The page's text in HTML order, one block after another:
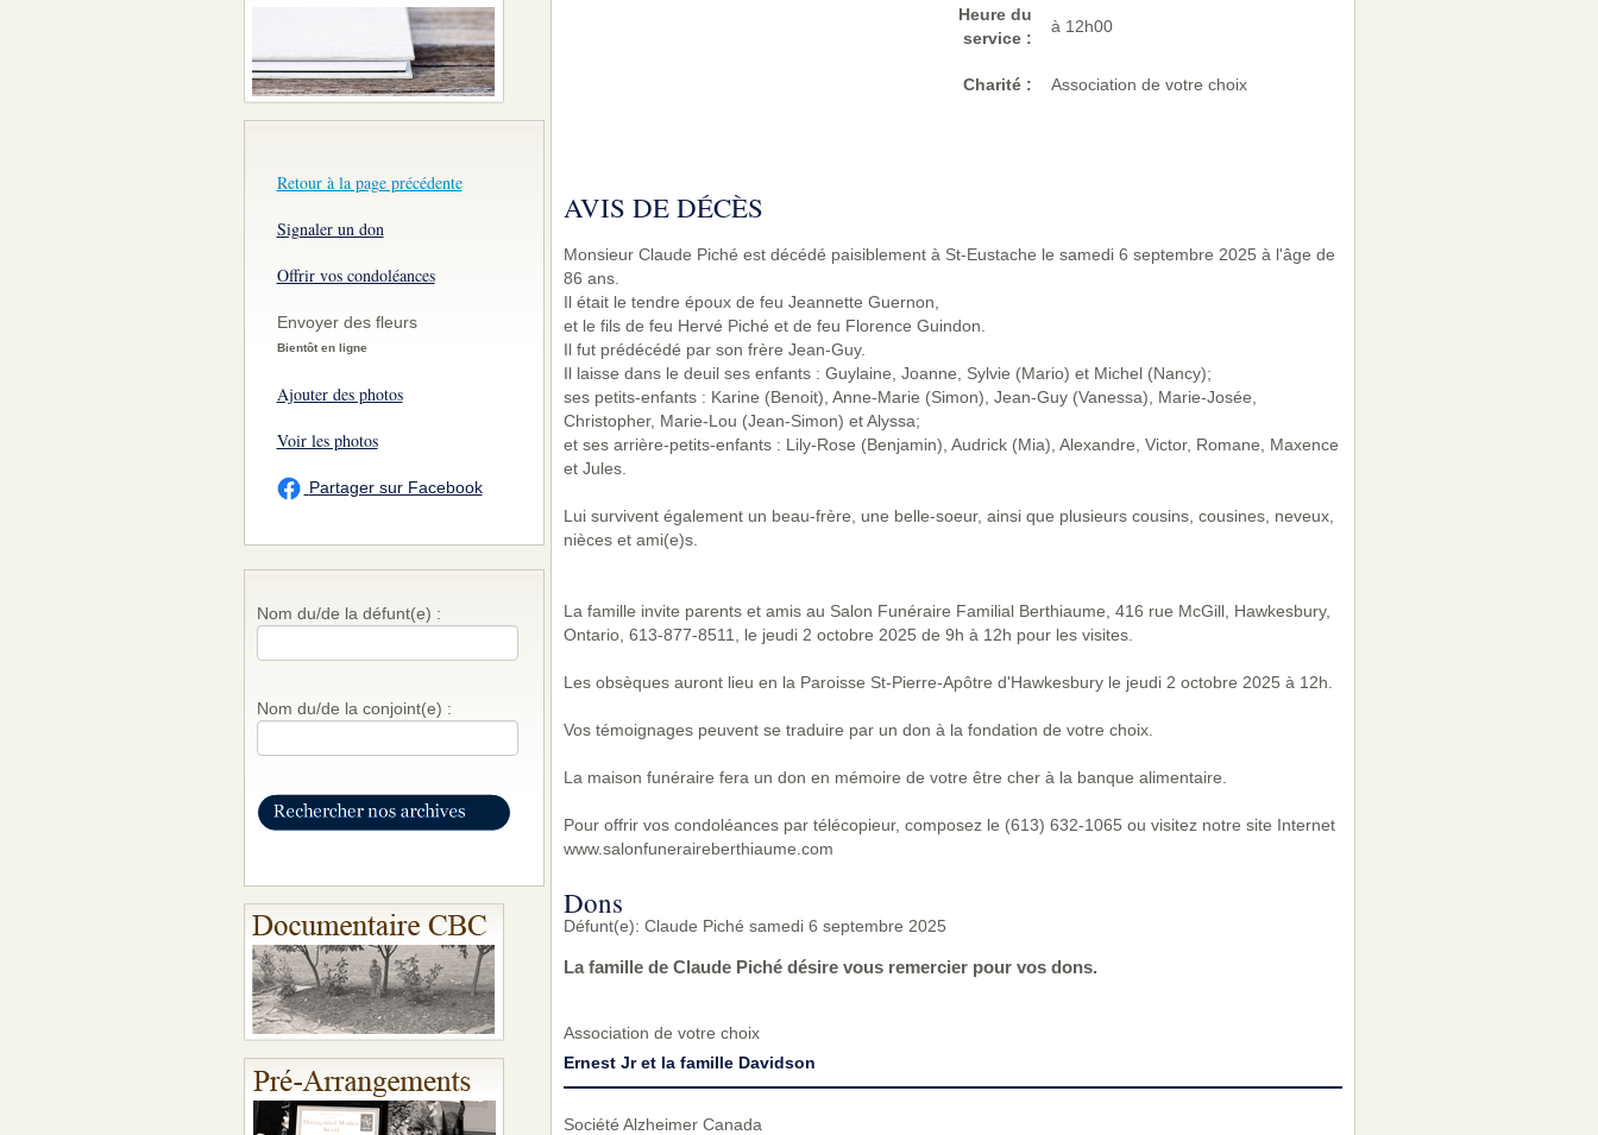
Retour à la page précédente
Signaler un don
Offrir vos condoléances
Envoyer des fleurs
Bientôt en ligne
Ajouter des photos
Voir les photos
Partager sur Facebook
Nom du/de la défunt(e) :
Nom du/de la conjoint(e) :
Heure du
service :
à 12h00
Charité: Association de votre choix
AVIS DE DÉCÈS
Monsieur Claude Piché est décédé paisiblement à St-Eustache le samedi 6 septembre 2025 à l'âge de
86 ans.
Il était le tendre époux de feu Jeannette Guernon,
et le fils de feu Hervé Piché et de feu Florence Guindon.
Il fut prédécédé par son frère Jean-Guy.
Il laisse dans le deuil ses enfants : Guylaine, Joanne, Sylvie (Mario) et Michel (Nancy);
ses petits-enfants : Karine (Benoit), Anne-Marie (Simon), Jean-Guy (Vanessa), Marie-Josée,
Christopher, Marie-Lou (Jean-Simon) et Alyssa;
et ses arrière-petits-enfants : Lily-Rose (Benjamin), Audrick (Mia), Alexandre, Victor, Romane, Maxence
et Jules.
Lui survivent également un beau-frère, une belle-soeur, ainsi que plusieurs cousins, cousines, neveux,
nièces et ami(e)s.
La famille invite parents et amis au Salon Funéraire Familial Berthiaume, 416 rue McGill, Hawkesbury,
Ontario, 613-877-8511, le jeudi 2 octobre 2025 de 9h à 12h pour les visites.
Les obsèques auront lieu en la Paroisse St-Pierre-Apôtre d'Hawkesbury le jeudi 2 octobre 2025 à 12h.
Vos témoignages peuvent se traduire par un don à la fondation de votre choix.
La maison funéraire fera un don en mémoire de votre être cher à la banque alimentaire.
Pour offrir vos condoléances par télécopieur, composez le (613) 632-1065 ou visitez notre site Internet
www.salonfuneraireberthiaume.com
Dons
Défunt(e): Claude Piché samedi 6 septembre 2025
La famille de Claude Piché désire vous remercier pour vos dons.
Association de votre choix
Ernest Jr et la famille Davidson
Société Alzheimer Canada